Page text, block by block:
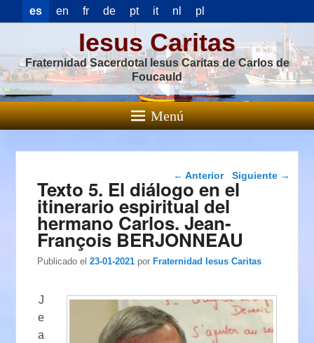
es en fr de pt it nl pl
Iesus Caritas
Fraternidad Sacerdotal Iesus Caritas de Carlos de
Foucauld
Menú
Navegación de
entradas
← Anterior Siguiente →
Texto 5. El diálogo en el
itinerario espiritual del
hermano Carlos. Jean-
François BERJONNEAU
Publicado el 23-01-2021 porFraternidad Iesus Caritas
J
e
a